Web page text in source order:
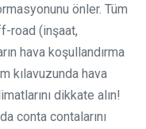
önler. Tüm
road (inşaat,
hava koşullandırma
kılavuzunda hava
dikkate alın!
conta contalarını